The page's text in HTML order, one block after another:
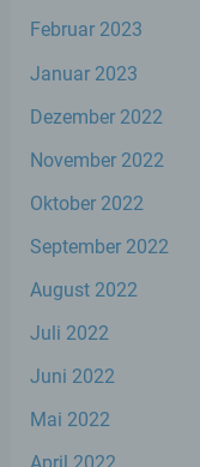
Februar 2023
Januar 2023
Dezember 2022
November 2022
Oktober 2022
September 2022
August 2022
Juli 2022
Juni 2022
Mai 2022
f)
ohne